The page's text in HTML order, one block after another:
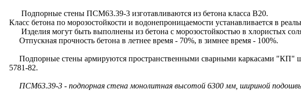
Подпорные стены ПСМ63.39-3 изготавливаются из бетона класса В20.
Класс бетона по морозостойкости и водонепроницаемости устанавливается в
Изделия могут быть выполнены из бетона с морозостойкостью в хлористых
Отпускная прочность бетона в летнее время - 70%, в зимнее время - 100%.
Подпорные стены армируются пространственными сварными каркасами "КП"
5781-82.
ПСМ63.39-3 - подпорная стена монолитная высотой 6300 мм, шириной